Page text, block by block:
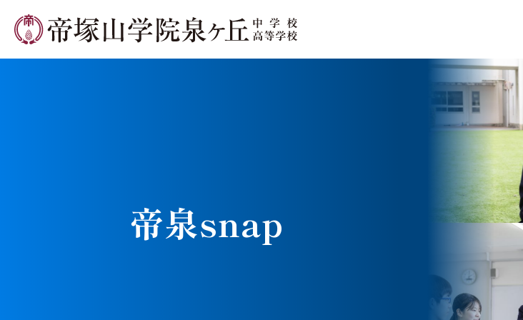
泉ヶ丘校のめざす教育
帝泉snap